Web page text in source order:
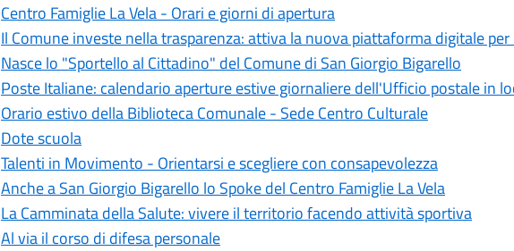
Centro Famiglie La Vela - Orari e giorni di apertura
Il Comune investe nella trasparenza: attiva la nuova piattaforma digitale
Nasce lo "Sportello al Cittadino" del Comune di San Giorgio Bigarello
Poste Italiane: calendario aperture estive giornaliere dell'Ufficio postale in
Orario estivo della Biblioteca Comunale - Sede Centro Culturale
Dote scuola
Talenti in Movimento - Orientarsi e scegliere con consapevolezza
Anche a San Giorgio Bigarello lo Spoke del Centro Famiglie La Vela
La Camminata della Salute: vivere il territorio facendo attività sportiva
Al via il corso di difesa personale